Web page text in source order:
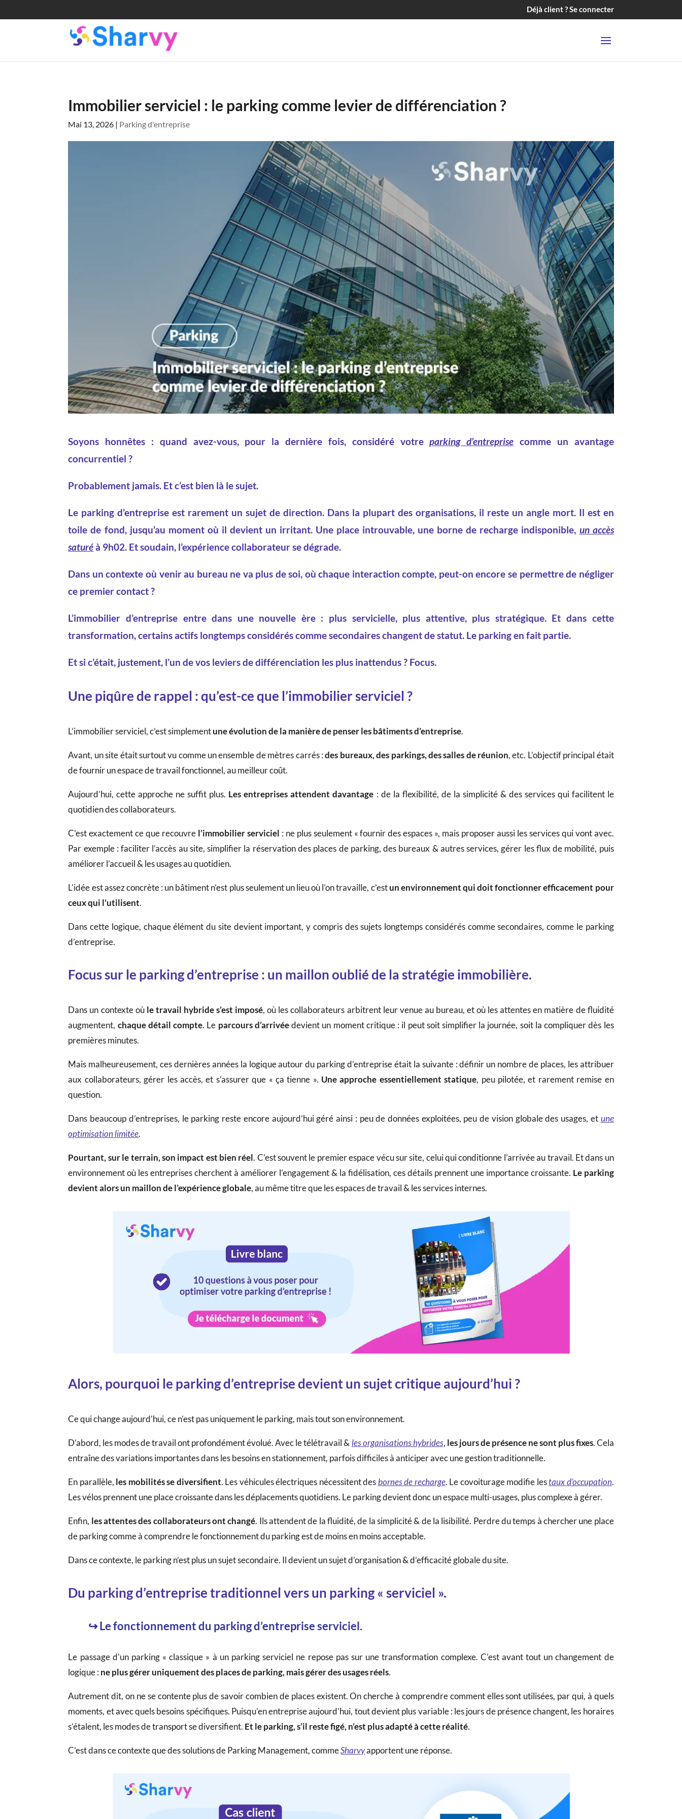
Déjà client ? Se connecter
Immobilier serviciel : le parking comme levier de différenciation ?
Mai 13, 2026 | Parking d'entreprise
Soyons honnêtes : quand avez-vous, pour la dernière fois, considéré votreparking d’entreprise comme un avantage
concurrentiel ?
Probablement jamais. Et c’est bien là le sujet.
Le parking d’entreprise est rarement un sujet de direction. Dans la plupart des organisations, il reste un angle mort. Il est en
toile de fond, jusqu’au moment où il devient un irritant. Une place introuvable, une borne de recharge indisponible, un accès
saturéà 9h02. Et soudain, l’expérience collaborateur se dégrade.
Dans un contexte où venir au bureau ne va plus de soi, où chaque interaction compte, peut-on encore se permettre de négliger
ce premier contact ?
L’immobilier d’entreprise entre dans une nouvelle ère : plus servicielle, plus attentive, plus stratégique. Et dans cette
transformation, certains actifs longtemps considérés comme secondaires changent de statut. Le parking en fait partie.
Et si c’était, justement, l’un de vos leviers de différenciation les plus inattendus ? Focus.
Une piqûre de rappel : qu’est-ce que l’immobilier serviciel ?
L’immobilier serviciel, c’est simplementune évolution de la manière de penser les bâtiments d’entreprise.
Avant, un site était surtout vu comme un ensemble de mètres carrés :des bureaux, des parkings, des salles de réunion, etc. L’objectif principal était
de fournir un espace de travail fonctionnel, au meilleur coût.
Aujourd’hui, cette approche ne suffit plus. Les entreprises attendent davantage : de la flexibilité, de la simplicité & des services qui facilitent le
quotidien des collaborateurs.
C’est exactement ce que recouvre l’immobilier serviciel : ne plus seulement « fournir des espaces », mais proposer aussi les services qui vont avec.
Par exemple : faciliter l’accès au site, simplifier la réservation des places de parking, des bureaux & autres services, gérer les flux de mobilité, puis
améliorer l’accueil & les usages au quotidien.
L’idée est assez concrète : un bâtiment n’est plus seulement un lieu où l’on travaille, c’estun environnement qui doit fonctionner efficacement pour
ceux qui l’utilisent.
Dans cette logique, chaque élément du site devient important, y compris des sujets longtemps considérés comme secondaires, comme le parking
d’entreprise.
Focus sur le parking d’entreprise : un maillon oublié de la stratégie immobilière.
Dans un contexte où le travail hybride s’est imposé, où les collaborateurs arbitrent leur venue au bureau, et où les attentes en matière de fluidité
augmentent, chaque détail compte. Le parcours d’arrivéedevient un moment critique : il peut soit simplifier la journée, soit la compliquer dès les
premières minutes.
Mais malheureusement, ces dernières années la logique autour du parking d’entreprise était la suivante : définir un nombre de places, les attribuer
aux collaborateurs, gérer les accès, et s’assurer que « ça tienne ». Une approche essentiellement statique, peu pilotée, et rarement remise en
question.
Dans beaucoup d’entreprises, le parking reste encore aujourd’hui géré ainsi : peu de données exploitées, peu de vision globale des usages, et une
optimisation limitée.
Pourtant, sur le terrain, son impact est bien réel. C’est souvent le premier espace vécu sur site, celui qui conditionne l’arrivée au travail. Et dans un
environnement où les entreprises cherchent à améliorer l’engagement & la fidélisation, ces détails prennent une importance croissante. Le parking
devient alors un maillon de l’expérience globale, au même titre que les espaces de travail & les services internes.
Alors, pourquoi le parking d’entreprise devient un sujet critique aujourd’hui ?
Ce qui change aujourd’hui, ce n’est pas uniquement le parking, mais tout son environnement.
D’abord, les modes de travail ont profondément évolué. Avec le télétravail & les organisations hybrides, les jours de présence ne sont plus fixes. Cela
entraîne des variations importantes dans les besoins en stationnement, parfois difficiles à anticiper avec une gestion traditionnelle.
En parallèle, les mobilités se diversifient. Les véhicules électriques nécessitent desbornes de recharge. Le covoiturage modifie lestaux d’occupation.
Les vélos prennent une place croissante dans les déplacements quotidiens. Le parking devient donc un espace multi-usages, plus complexe à gérer.
Enfin, les attentes des collaborateurs ont changé. Ils attendent de la fluidité, de la simplicité & de la lisibilité. Perdre du temps à chercher une place
de parking comme à comprendre le fonctionnement du parking est de moins en moins acceptable.
Dans ce contexte, le parking n’est plus un sujet secondaire. Il devient un sujet d’organisation & d’efficacité globale du site.
Du parking d’entreprise traditionnel vers un parking « serviciel ».
↪ Le fonctionnement du parking d’entreprise serviciel.
Le passage d’un parking « classique » à un parking serviciel ne repose pas sur une transformation complexe. C’est avant tout un changement de
logique : ne plus gérer uniquement des places de parking, mais gérer des usages réels.
Autrement dit, on ne se contente plus de savoir combien de places existent. On cherche à comprendre comment elles sont utilisées, par qui, à quels
moments, et avec quels besoins spécifiques. Puisqu’en entreprise aujourd’hui, tout devient plus variable : les jours de présence changent, les horaires
s’étalent, les modes de transport se diversifient. Et le parking, s’il reste figé, n’est plus adapté à cette réalité.
C’est dans ce contexte que des solutions de Parking Management, commeSharvyapportent une réponse.